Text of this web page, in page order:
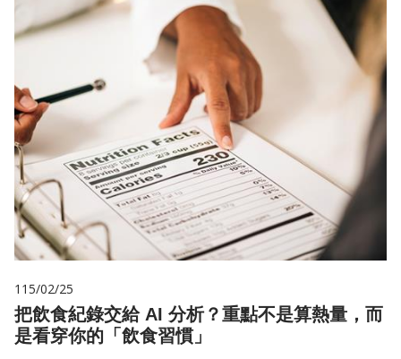
115/02/25
把飲食紀錄交給 AI 分析？重點不是算熱量，而
是看穿你的「飲食習慣」